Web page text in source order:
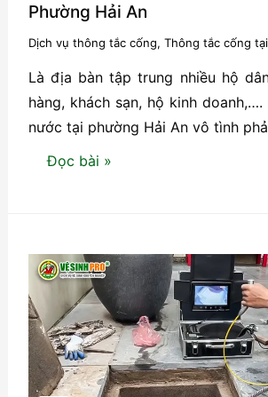
Phường Hải An
Dịch vụ thông tắc cống, Thông tắc cống
Là địa bàn tập trung nhiều hộ
hàng, khách sạn, hộ kinh
nước tại phường Hải An vô tình
Dịch
Cống
Giá
Tại
Phường
Hải
Đọc bài »